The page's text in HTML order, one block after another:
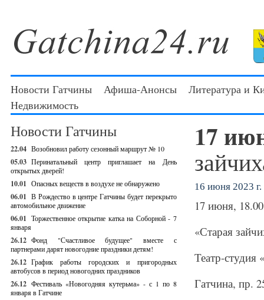
Новости Гатчины Афиша-Анонсы
Литература и
Недвижимость
Новости Гатчины
22.04 Возобновил работу сезонный маршрут № 10
05.03 Перинатальный центр приглашает на День
открытых дверей!
10.01 Опасных веществ в воздухе не обнаружено
06.01 В Рождество в центре Гатчины будет перекрыто
автомобильное движение
06.01 Торжественное открытие катка на Соборной - 7
января
26.12 Фонд "Счастливое будущее" вместе с
партнерами дарят новогодние праздники детям!
26.12 График работы городских и пригородных
автобусов в период новогодних праздников
26.12 Фестиваль «Новогодняя кутерьма» - с 1 по 8
января в Гатчине
17
16 июня 2023 г.
17 июня,
«Старая
Театр-студия
Гатчина, пр.